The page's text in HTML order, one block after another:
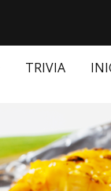
TRIVIA